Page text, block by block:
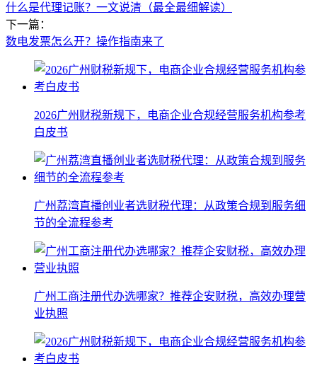
什么是代理记账？一文说清（最全最细解读）
下一篇：
数电发票怎么开？操作指南来了
2026广州财税新规下，电商企业合规经营服务机构参考
白皮书
广州荔湾直播创业者选财税代理：从政策合规到服务细
节的全流程参考
广州工商注册代办选哪家？推荐企安财税，高效办理营
业执照